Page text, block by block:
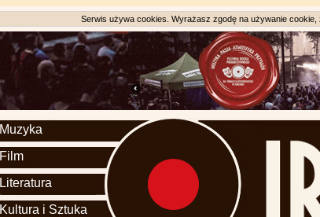
Serwis używa cookies. Wyrażasz zgodę na używanie
Muzyka
Film
Literatura
Kultura i Sztuka